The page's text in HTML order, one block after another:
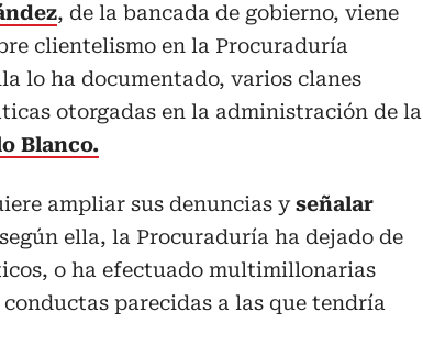
, de la bancada de gobierno, viene
clientelismo en la Procuraduría
lo ha documentado, varios clanes
otorgadas en la administración de la
Blanco.
ampliar sus denuncias yseñalar
ella, la Procuraduría ha dejado de
o ha efectuado multimillonarias
parecidas a las que tendría